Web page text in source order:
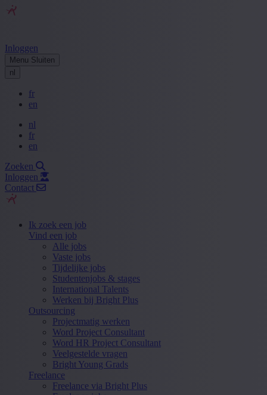
Inloggen
Menu Sluiten
nl
fr
en
nl
fr
en
Zoeken
Inloggen
Contact
Ik zoek een job
Vind een job
Alle jobs
Vaste jobs
Tijdelijke jobs
Studentenjobs & stages
International Talents
Werken bij Bright Plus
Outsourcing
Projectmatig werken
Word Project Consultant
Word HR Project Consultant
Veelgestelde vragen
Bright Young Grads
Freelance
Freelance via Bright Plus